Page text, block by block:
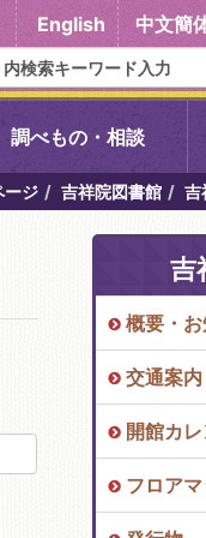
English 中文簡
醍醐
東
吉祥
向島
館子育て図
コミ
調べもの・相談
ージ 吉祥院図書館 吉
吉
概要・
交通案内
開館カ
フロア